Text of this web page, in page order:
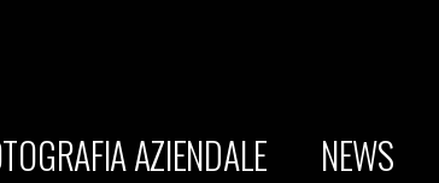
AZIENDALE NEWS